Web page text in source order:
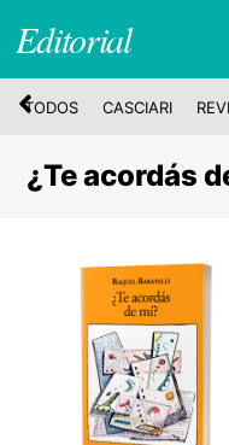
Editorial
TODOS CASCIARI
¿Te acordás